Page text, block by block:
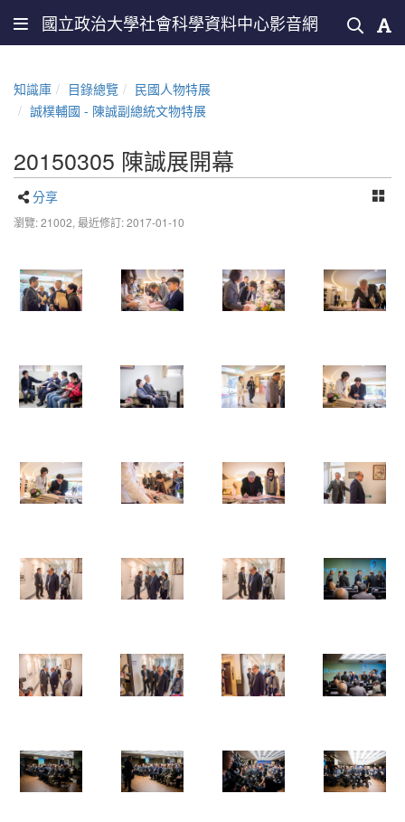
國立政治大學社會科學資料中心影音網
知識庫 目錄總覽
民國人物特展
誠樸輔國 - 陳誠副總統文物特展
20150305 陳誠展開幕
分享
瀏覽: 21002, 最近修訂: 2017-01-10